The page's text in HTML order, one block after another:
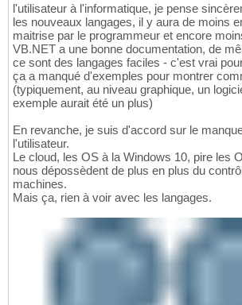
l'utilisateur à l'informatique, je pense
les nouveaux langages, il y aura de moins
maitrise par le programmeur et encore
VB.NET a une bonne documentation, de
ce sont des langages faciles - c'est vrai
ça a manqué d'exemples pour montrer
(typiquement, au niveau graphique, un
exemple aurait été un plus)
En revanche, je suis d'accord sur le
l'utilisateur.
Le cloud, les OS à la Windows 10, pire les
nous dépossèdent de plus en plus du
machines.
Mais ça, rien à voir avec les langages.